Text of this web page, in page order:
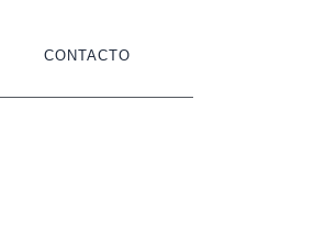
CONTACTO